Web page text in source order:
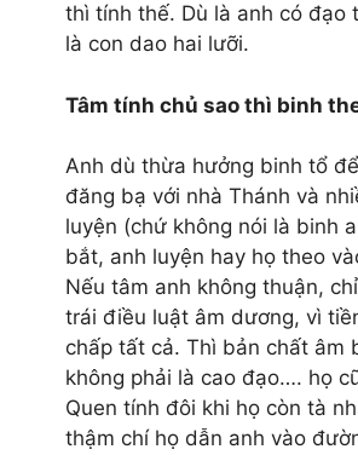
thì tính thế. Dù là anh có đạo
là con dao hai lưỡi.
Tâm tính chủ sao thì binh
Anh dù thừa hưởng binh tổ
đăng bạ với nhà Thánh và
luyện (chứ không nói là binh
bắt, anh luyện hay họ theo
Nếu tâm anh không thuận,
trái điều luật âm dương, vì
chấp tất cả. Thì bản chất âm
không phải là cao đạo…. họ
Quen tính đôi khi họ còn tà
thậm chí họ dẫn anh vào